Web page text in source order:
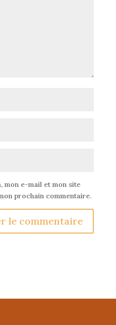
mon e-mail et mon site
prochain commentaire.